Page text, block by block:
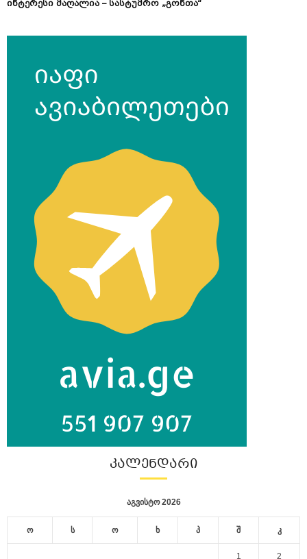
ინტერესი მაღალია – სასტუმრო „გონთა“
ᲙᲐᲚᲔᲜᲓᲐᲠᲘ
აგვისტო 2026
ო ს ო ხ პ შ კ
1 2